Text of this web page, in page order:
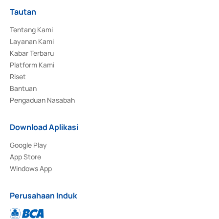
Tautan
Tentang Kami
Layanan Kami
Kabar Terbaru
Platform Kami
Riset
Bantuan
Pengaduan Nasabah
Download Aplikasi
Google Play
App Store
Windows App
Perusahaan Induk